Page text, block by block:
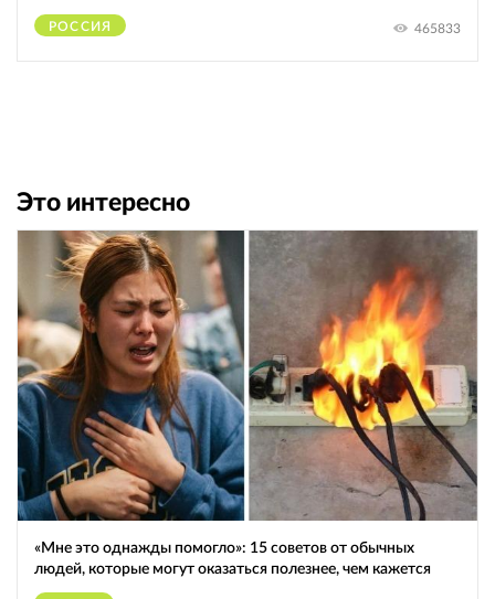
РОССИЯ 465833
Это интересно
«Мне это однажды помогло»: 15 советов от обычных
людей, которые могут оказаться полезнее, чем кажется